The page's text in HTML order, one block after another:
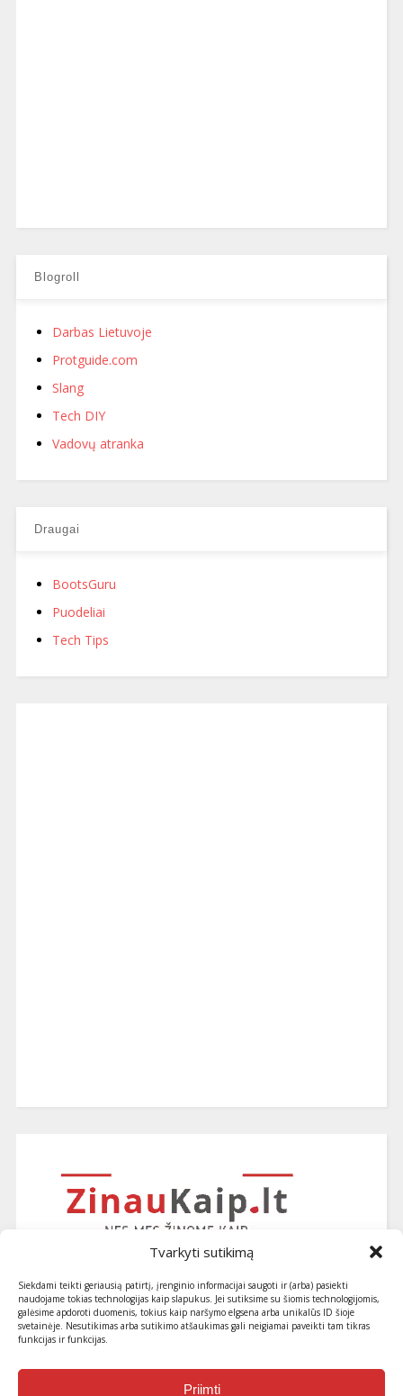
Tvarkyti sutikimą
Siekdami teikti geriausią patirtį, įrenginio informacijai saugoti ir (arba) pasiekti
naudojame tokias technologijas kaip slapukus. Jei sutiksime su šiomis technologijomis,
galėsime apdoroti duomenis, tokius kaip naršymo elgsena arba unikalūs ID šioje
svetainėje. Nesutikimas arba sutikimo atšaukimas gali neigiamai paveikti tam tikras
funkcijas ir funkcijas.
Priimti
Blogroll
Darbas Lietuvoje
Protguide.com
Slang
Tech DIY
Vadovų atranka
Draugai
BootsGuru
Puodeliai
Tech Tips
Užsiprenumeruokite naujausius
straipsnius ir patarimus